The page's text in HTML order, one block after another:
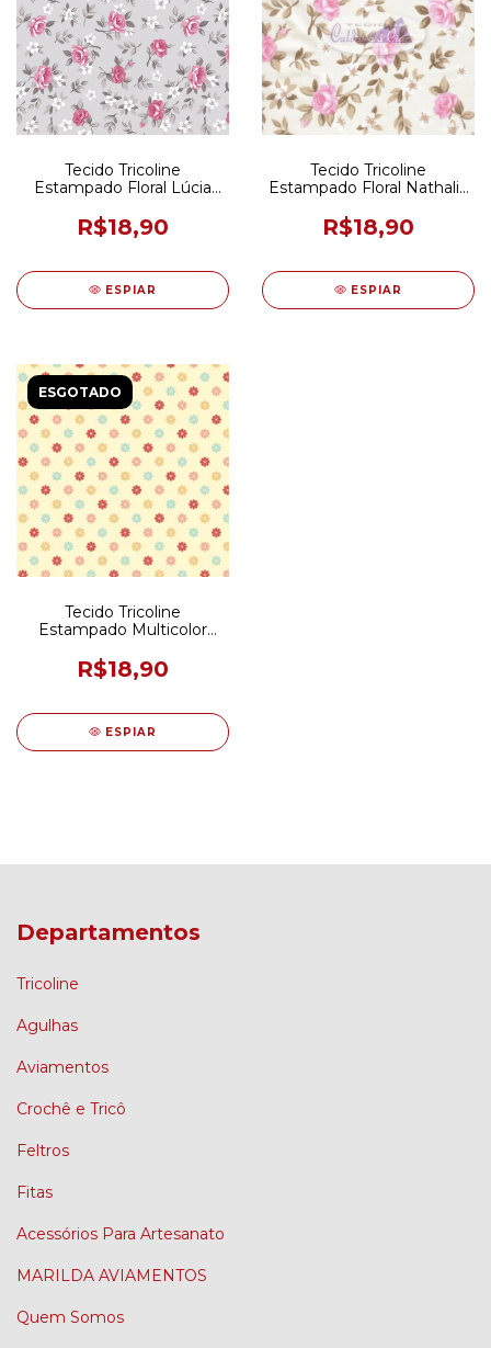
Tecido Tricoline
Estampado Floral Lúcia
150CM
R$18,90
ESPIAR
Tecido Tricoline
Estampado Floral Nathalia
150CM
R$18,90
ESPIAR
ESGOTADO
Tecido Tricoline
Estampado Multicolor
150CM
R$18,90
ESPIAR
Departamentos
Tricoline
Agulhas
Aviamentos
Crochê e Tricô
Feltros
Fitas
Acessórios Para Artesanato
MARILDA AVIAMENTOS
Quem Somos